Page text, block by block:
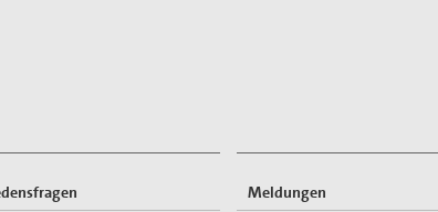
Meldungen